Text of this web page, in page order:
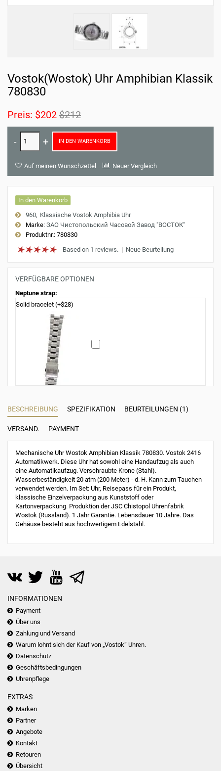
Vostok(Wostok) Uhr Amphibian Klassik
780830
Preis: $202 $212
IN DEN WARENKORB
Auf meinen Wunschzettel Neuer Vergleich
In den Warenkorb
960 Klassische Vostok Amphibia Uhr
Marke: ЗАО Чистопольский Часовой Завод "ВОСТОК"
Produktnr.: 780830
Based on 1 reviews. | Neue Beurteilung
VERFÜGBARE OPTIONEN
Neptune strap:
Solid bracelet (+$28)
BESCHREIBUNG SPEZIFIKATION BEURTEILUNGEN (1)
VERSAND. PAYMENT
Mechanische Uhr Wostok Amphibian Klassik 780830. Vostok 2416
Automatikwerk. Diese Uhr hat sowohl eine Handaufzug als auch
eine Automatikaufzug. Verschraubte Krone (Stahl).
Wasserbeständigkeit 20 atm (200 Meter) - d. H. Kann zum Tauchen
verwendet werden. Im Set: Uhr, Reisepass für ein Produkt,
klassische Einzelverpackung aus Kunststoff oder
Kartonverpackung. Produktion der JSC Chistopol Uhrenfabrik
Wostok (Russland). 1 Jahr Garantie. Lebensdauer 10 Jahre. Das
Gehäuse besteht aus hochwertigem Edelstahl.
INFORMATIONEN
Payment
Über uns
Zahlung und Versand
Warum lohnt sich der Kauf von „Vostok“ Uhren.
Datenschutz
Geschäftsbedingungen
Uhrenpflege
EXTRAS
Marken
Partner
Angebote
Kontakt
Retouren
Übersicht